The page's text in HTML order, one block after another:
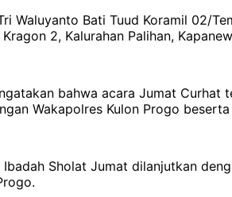
Waluyanto Bati Tuud Koramil 02/
2, Kalurahan Palihan,
bahwa acara Jumat
Wakapolres Kulon Progo
Sholat Jumat dilanjutkan